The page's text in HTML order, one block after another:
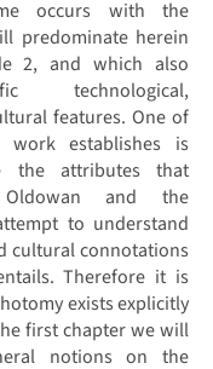
occurs with the
predominate herein
2, and which also
technological,
features. One of
establishes is
the attributes that
and the
to understand
cultural connotations
Therefore it is
exists explicitly
first chapter we will
notions on the